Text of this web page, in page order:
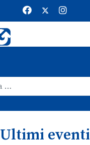
Ultimi eventi